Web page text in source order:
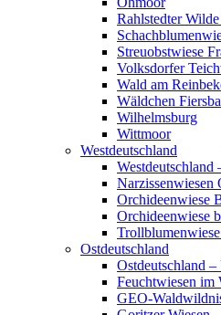
Rahlstedter
Streuobstwiese
Volksdorfer
Wald am
Wäldchen
Wilhelmsburg
Wittmoor
Westdeutschland
Westdeutschland
Narzissenwiesen
Orchideenwiese
Orchideenwiese
Ostdeutschland
Ostdeutschland –
Feuchtwiesen im
GEO-